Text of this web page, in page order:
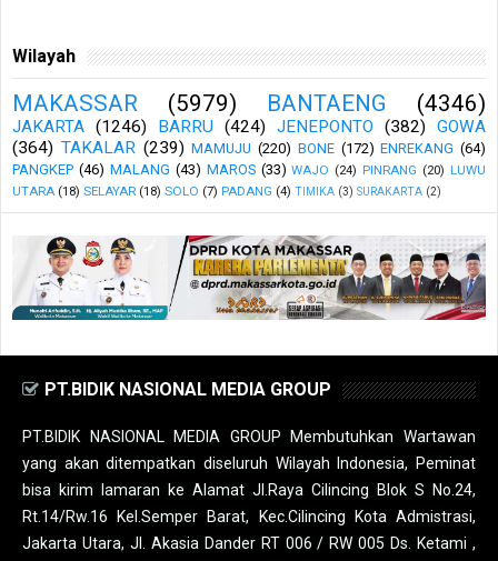
Wilayah
MAKASSAR (5979) BANTAENG (4346)
JAKARTA (1246) BARRU (424) JENEPONTO (382)
GOWA
(364) TAKALAR (239) MAMUJU (220) BONE (172) ENREKANG (64)
PANGKEP (46) MALANG (43) MAROS (33) WAJO (24) PINRANG (20) LUWU
UTARA (18) SELAYAR (18) SOLO (7) PADANG (4) TIMIKA (3) SURAKARTA (2)
PT.BIDIK NASIONAL MEDIA GROUP
PT.BIDIK NASIONAL MEDIA GROUP Membutuhkan Wartawan
yang akan ditempatkan diseluruh Wilayah Indonesia, Peminat
bisa kirim lamaran ke Alamat Jl.Raya Cilincing Blok S No.24,
Rt.14/Rw.16 Kel.Semper Barat, Kec.Cilincing Kota Admistrasi,
Jakarta Utara, Jl. Akasia Dander RT 006 / RW 005 Ds. Ketami ,